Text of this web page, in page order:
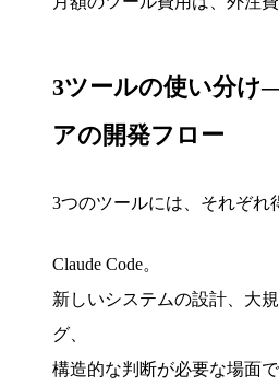
3ツールの使い分
アの開発フロー
3つのツールには、それぞれ
Claude Code。
新しいシステムの設計、大
グ、
構造的な判断が必要な場面で